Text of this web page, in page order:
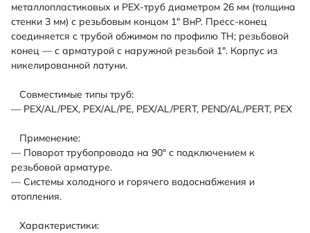
металлопластиковых и PEX-труб диаметром 26 мм (толщина
стенки 3 мм) с резьбовым концом 1" ВнР. Пресс-конец
соединяется с трубой обжимом по профилю TH; резьбовой
конец — с арматурой с наружной резьбой 1". Корпус из
никелированной латуни.
Совместимые типы труб:
— PEX/AL/PEX, PEX/AL/PE, PEX/AL/PERT, PEND/AL/PERT, PEX
Применение:
— Поворот трубопровода на 90° с подключением к
резьбовой арматуре.
— Системы холодного и горячего водоснабжения и
отопления.
Характеристики: